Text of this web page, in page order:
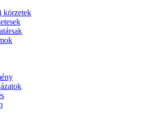
körzetek